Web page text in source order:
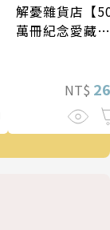
解憂雜貨店【
萬冊紀念愛藏
NT$